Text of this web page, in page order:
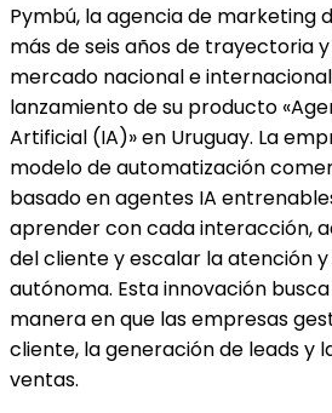
Pymbú, la agencia de marketing
más de seis años de trayectoria
mercado nacional e
lanzamiento de su producto
Artificial (IA)» en Uruguay. La
modelo de automatización
basado en agentes IA
aprender con cada interacción,
del cliente y escalar la atención
autónoma. Esta innovación
manera en que las empresas
cliente, la generación de leads y
ventas.